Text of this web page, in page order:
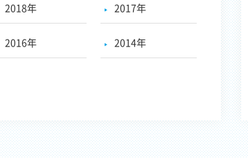
2018年 2017年
2016年 2014年